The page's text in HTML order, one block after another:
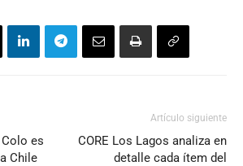
es
Chile
Artículo siguiente
CORE Los Lagos analiza en
detalle cada ítem del